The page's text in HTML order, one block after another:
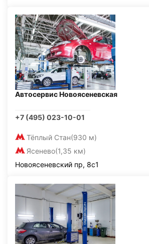
Автосервис Новоясеневская
+7 (495) 023-10-01
Тёплый Стан(930 м)
Ясенево(1,35 км)
Новоясеневский пр, 8с1